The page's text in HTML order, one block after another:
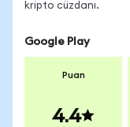
kripto cüzdanı.
Google Play
Puan
4.4